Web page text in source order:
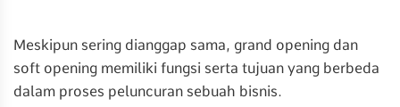
Meskipun sering dianggap sama, grand opening dan
soft opening memiliki fungsi serta tujuan yang berbeda
dalam proses peluncuran sebuah bisnis.